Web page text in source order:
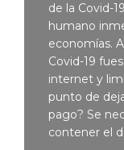
de la Covid-
humano
economías.
Covid-19
internet y
punto de
pago? Se
contener el